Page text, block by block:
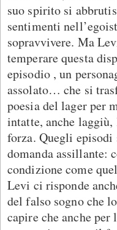
suo spirito si
sentimenti
sopravvivere. Ma
temperare questa
episodio , un
assolato… che si
poesia del lager per
intatte, anche
forza. Quegli episodi
domanda assillante:
condizione come
Levi ci risponde
del falso sogno che
capire che anche